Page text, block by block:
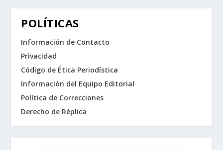
POLÍTICAS
Información de Contacto
Privacidad
Código de Ética Periodística
Información del Equipo Editorial
Política de Correcciones
Derecho de Réplica